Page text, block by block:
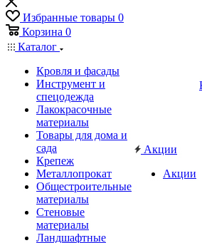
Избранные товары 0
Корзина 0
Каталог
Кровля и фасады
Инструмент и
спецодежда
Лакокрасочные
материалы
Товары для дома и
сада
Крепеж
Металлопрокат
Общестроительные
материалы
Стеновые
материалы
Ландшафтные
Акции
Акции